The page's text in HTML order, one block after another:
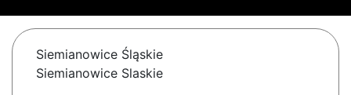
Siemianowice Śląskie
Siemianowice Slaskie